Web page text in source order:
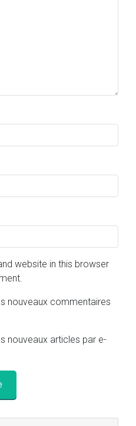
website in this browser
nouveaux commentaires
nouveaux articles par e-